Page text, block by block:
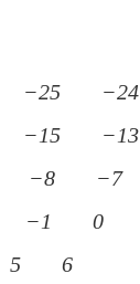
−25
−24
−15
−13
−8
−7
−1
0
5
6